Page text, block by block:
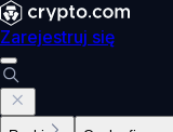
Zarejestruj się